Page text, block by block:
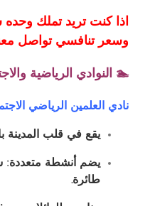
اذا كنت تريد تملك وحده
وسعر تنافسي تواصل معنا على
🏊 النوادي الرياضية
نادي العلمين الرياضي
يقع في قلب المدينة
يضم أنشطة متعددة:
طائرة.